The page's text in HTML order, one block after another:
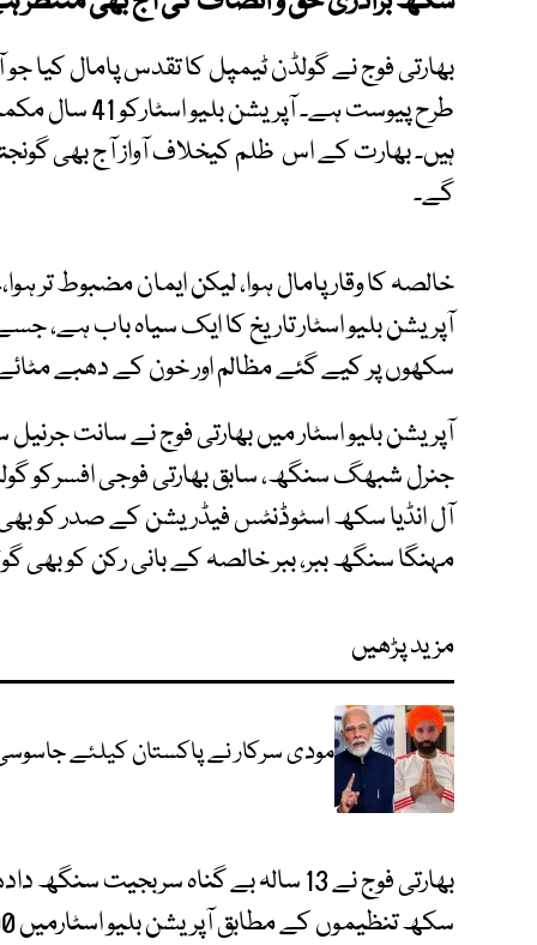
بھارتی فوج نے گولڈن ٹیمپل کا تقدس پامال کیا
طرح پیوست
ہیں۔ بھارت کے اس ظلم کیخلاف آواز آج بھی
گے۔
سکھوں پر کیے گئے مظالم اور خون کے دھبے
آپریشن بلیو اسٹار میں بھارتی فوج نے سانت
جنرل شبھگ سنگھ، سابق بھارتی فوجی افسرکو
آل انڈیا سکھ اسٹوڈنٹس فیڈریشن کے صدر کو بھی
مہنگا سنگھ ببر، ببر خالصہ کے بانی رکن کو بھی
مزید پڑھیں
مودی سرکار نے پاکستان کیلئے جاسوسی
بھارتی فوج نے 13 سالہ بے گناہ